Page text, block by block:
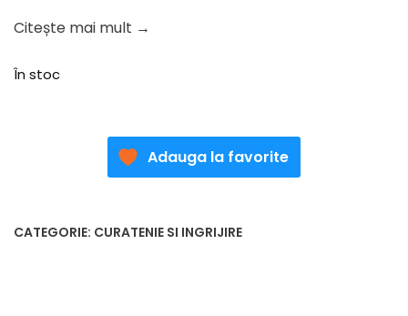
Citește mai mult →
În stoc
Adauga la favorite
CATEGORIE: CURATENIE SI INGRIJIRE